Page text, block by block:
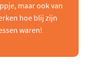
maar ook van
hoe blij zijn
waren!